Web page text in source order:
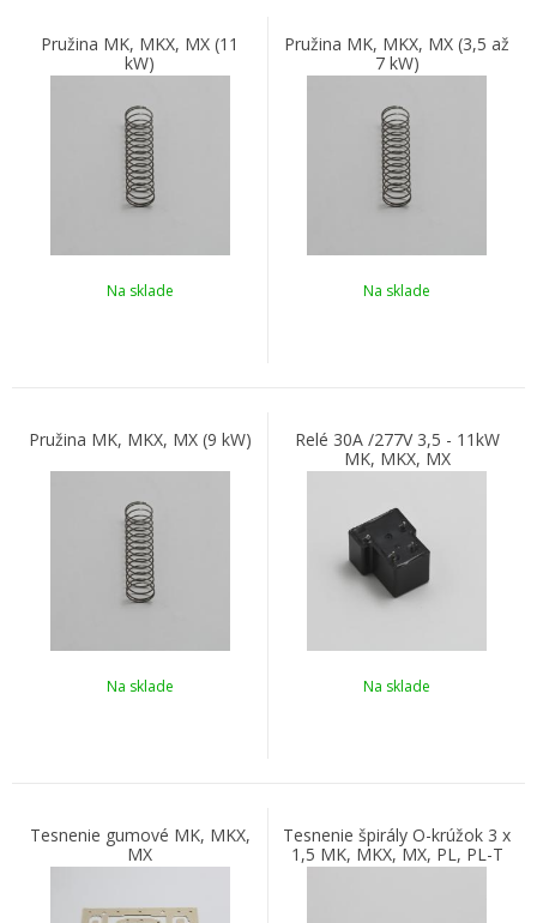
Pružina MK, MKX, MX (11
kW)
Na sklade
Pružina MK, MKX, MX (3,5 až
7 kW)
Na sklade
Pružina MK, MKX, MX (9 kW)
Na sklade
Relé 30A /277V 3,5 - 11kW
MK, MKX, MX
Na sklade
Tesnenie gumové MK, MKX,
MX
Tesnenie špirály O-krúžok 3 x
1,5 MK, MKX, MX, PL, PL-T